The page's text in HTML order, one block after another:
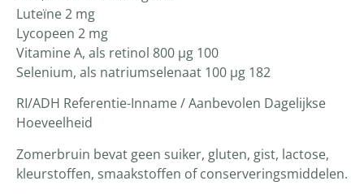
Luteïne 2 mg
Lycopeen 2 mg
Vitamine A, als retinol 800 µg 100
Selenium, als natriumselenaat 100 µg 182
RI/ADH Referentie-Inname / Aanbevolen Dagelijkse
Hoeveelheid
Zomerbruin bevat geen suiker, gluten, gist, lactose,
kleurstoffen, smaakstoffen of conserveringsmiddelen.